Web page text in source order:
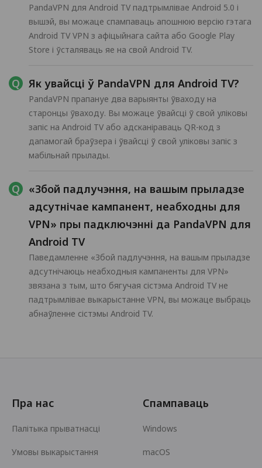
PandaVPN для Android TV падтрымлівае Android 5.0 і
вышэй, вы можаце спампаваць апошнюю версію гэтага
Android TV VPN з афіцыйнага сайта або Google Play
Store і ўсталяваць яе на свой Android TV.
Як увайсці ў PandaVPN для Android TV?
PandaVPN прапануе два варыянты ўваходу на
старонцы ўваходу. Вы можаце ўвайсці ў свой уліковы
запіс на Android TV або адсканіраваць QR-код з
дапамогай браўзера і ўвайсці ў свой уліковы запіс з
мабільнай прылады.
«Збой падлучэння, на вашым прыладзе
адсутнічае кампанент, неабходны для
VPN» пры падключэнні да PandaVPN для
Android TV
Паведамленне «Збой падлучэння, на вашым прыладзе
адсутнічаюць неабходныя кампаненты для VPN»
звязана з тым, што бягучая сістэма Android TV не
падтрымлівае выкарыстанне VPN, вы можаце выбраць
абнаўленне сістэмы Android TV.
Пра нас
Палітыка прыватнасці
Умовы выкарыстання
Спампаваць
Windows
macOS